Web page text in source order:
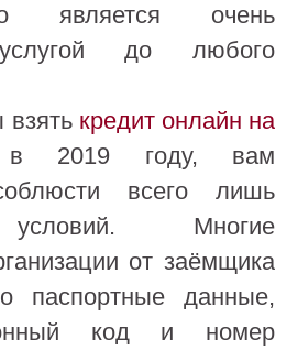
является очень
до любого
взять кредит онлайн на
2019 году, вам
всего лишь
Многие
от заёмщика
паспортные данные,
код и номер